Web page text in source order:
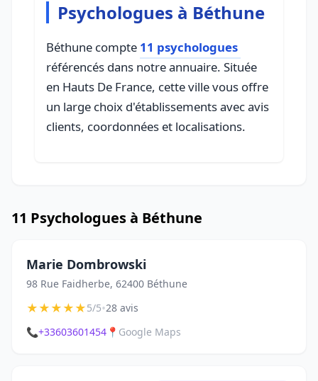
Psychologues à Béthune
Béthune compte 11 psychologues
référencés dans notre annuaire. Située
en Hauts De France, cette ville vous offre
un large choix d'établissements avec avis
clients, coordonnées et localisations.
11 Psychologues à Béthune
Marie Dombrowski
98 Rue Faidherbe, 62400 Béthune
★★★★★5/5•28 avis
📞+33603601454 📍 Google Maps